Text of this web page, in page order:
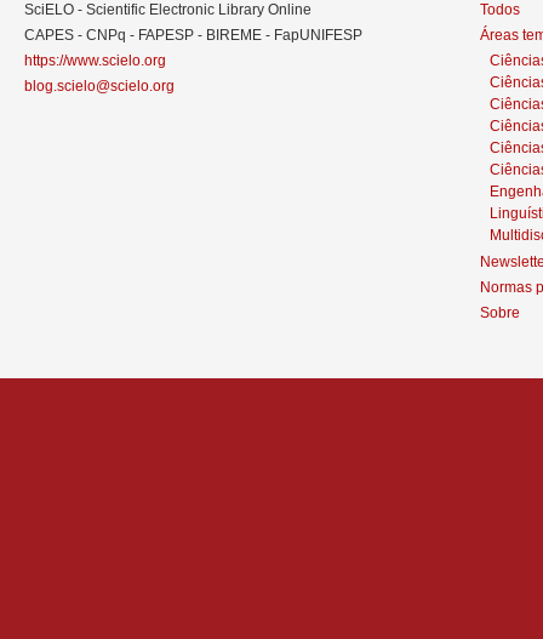
SciELO - Scientific Electronic Library Online
CAPES - CNPq - FAPESP - BIREME - FapUNIFESP
https://www.scielo.org
blog.scielo@scielo.org
Todos
Áreas
Normas
Sobre